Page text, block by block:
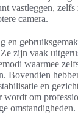
vastleggen,
camera.
en
zijn vaak
waarmee
Bovendien
en
wordt om
omstandigheden.